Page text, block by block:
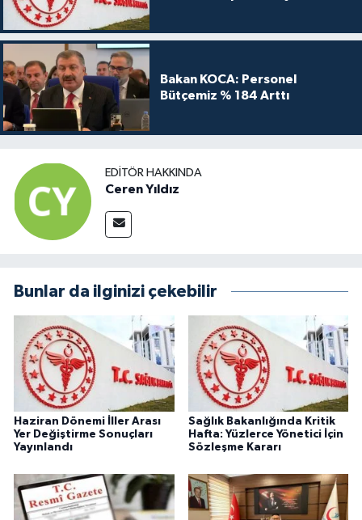
Bakan KOCA: Personel
Bütçemiz % 184 Arttı
EDITÖR HAKKINDA
Ceren Yıldız
Bunlar da ilginizi çekebilir
Haziran Dönemi İller Arası
Yer Değiştirme Sonuçları
Yayınlandı
Sağlık Bakanlığında Kritik
Hafta: Yüzlerce Yönetici İçin
Sözleşme Kararı